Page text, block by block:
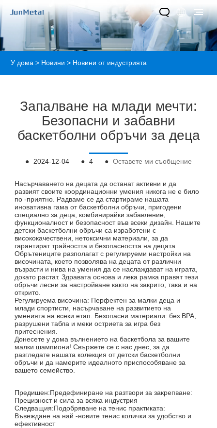
У дома > Новини > Новини от индустрията
Запалване на млади мечти:
Безопасни и забавни
баскетболни обръчи за деца
● 2024-12-04 ● 4 ● Оставете ми съобщение
Насърчаването на децата да останат активни и да
развият своите координационни умения никога не е било
по -приятно. Радваме се да стартираме нашата
иновативна гама от баскетболни обръчи, пригодени
специално за деца, комбинирайки забавление,
функционалност и безопасност във всеки дизайн. Нашите
детски баскетболни обръчи са изработени с
висококачествени, нетоксични материали, за да
гарантират трайността и безопасността на децата.
Обрътениците разполагат с регулируеми настройки на
височината, което позволява на децата от различни
възрасти и нива на умения да се наслаждават на играта,
докато растат. Здравата основа и лека рамка правят тези
обръчи лесни за настройване както на закрито, така и на
открито.
Регулируема височина: Перфектен за малки деца и
млади спортисти, насърчаване на развитието на
уменията на всеки етап. Безопасни материали: без BPA,
разрушени табла и меки остриета за игра без
притеснения.
Донесете у дома вълнението на баскетбола за вашите
малки шампиони! Свържете се с нас днес, за да
разгледате нашата колекция от детски баскетболни
обръчи и да намерите идеалното приспособяване за
вашето семейство.
Предишен:Предефиниране на разтвори за закрепване:
Прецизност и сила за всяка индустрия
Следващия:Подобряване на тенис практиката:
Въвеждане на най -новите тенис колички за удобство и
ефективност